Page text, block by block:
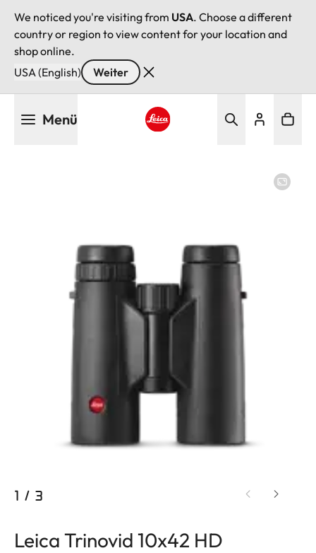
We noticed you're visiting from USA. Choose a different
country or region to view content for your location and
shop online.
USA (English)
Weiter
Menü
1 / 3
Leica Trinovid 10x42 HD